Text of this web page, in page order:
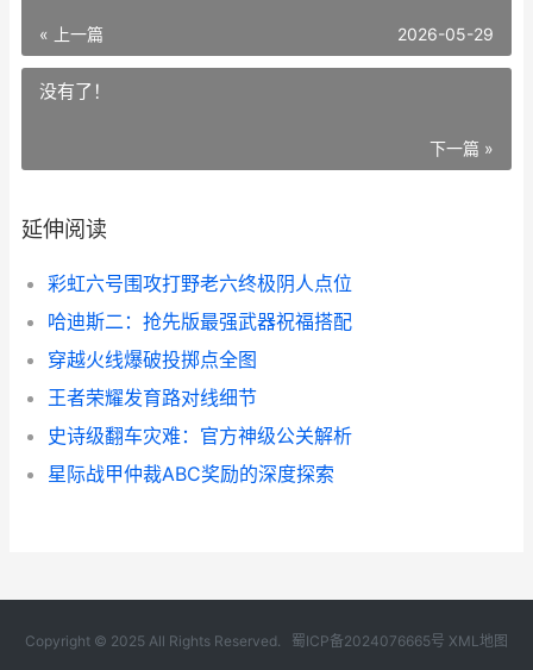
« 上一篇 2026-05-29
没有了！
下一篇 »
延伸阅读
彩虹六号围攻打野老六终极阴人点位
哈迪斯二：抢先版最强武器祝福搭配
穿越火线爆破投掷点全图
王者荣耀发育路对线细节
史诗级翻车灾难：官方神级公关解析
星际战甲仲裁ABC奖励的深度探索
Copyright © 2025 All Rights Reserved. 蜀ICP备2024076665号 XML地图